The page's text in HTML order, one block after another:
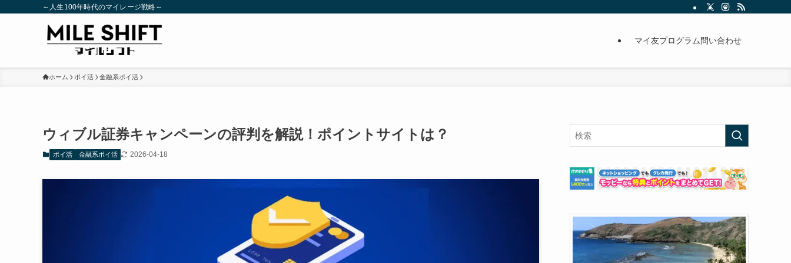
～人生100年時代のマイレージ戦略～
マイ友プログラム問い合わせ
ホーム ポイ活 金融系ポイ活
ウィブル証券キャンペーンの評判を解説！ポイントサイトは？
ポイ活 金融系ポイ活 2026-04-18